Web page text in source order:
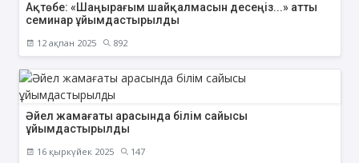
Ақтөбе: «Шаңырағым шайқалмасын десеңіз...» атты
семинар ұйымдастырылды
12 ақпан 2025 892
Әйел жамағаты арасында білім сайысы
ұйымдастырылды
16 қыркүйек 2025 147